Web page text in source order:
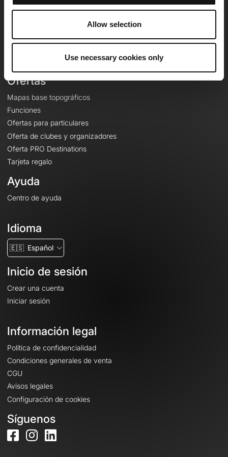
Allow selection
Use necessary cookies only
Equipo
Contacto
Ofertas
Mapas base topográficos
Funciones
Ofertas para particulares
Oferta de clubes y organizadores
Oferta PRO Destinations
Tarjeta regalo
Ayuda
Centro de ayuda
Idioma
🇪🇸 Español
Inicio de sesión
Crear una cuenta
Iniciar sesión
Información legal
Política de confidencialidad
Condiciones generales de venta
CGU
Avisos legales
Configuración de cookies
Síguenos